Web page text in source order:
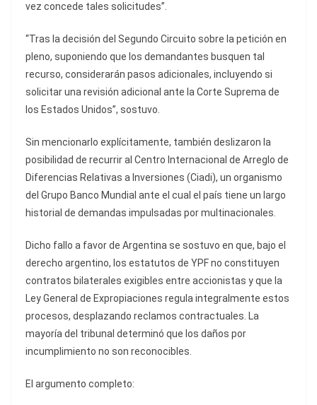
vez concede tales solicitudes”.
“Tras la decisión del Segundo Circuito sobre la petición en
pleno, suponiendo que los demandantes busquen tal
recurso, considerarán pasos adicionales, incluyendo si
solicitar una revisión adicional ante la Corte Suprema de
los Estados Unidos”, sostuvo.
Sin mencionarlo explícitamente, también deslizaron la
posibilidad de recurrir al Centro Internacional de Arreglo de
Diferencias Relativas a Inversiones (Ciadi), un organismo
del Grupo Banco Mundial ante el cual el país tiene un largo
historial de demandas impulsadas por multinacionales.
Dicho fallo a favor de Argentina se sostuvo en que, bajo el
derecho argentino, los estatutos de YPF no constituyen
contratos bilaterales exigibles entre accionistas y que la
Ley General de Expropiaciones regula integralmente estos
procesos, desplazando reclamos contractuales. La
mayoría del tribunal determinó que los daños por
incumplimiento no son reconocibles.
El argumento completo: